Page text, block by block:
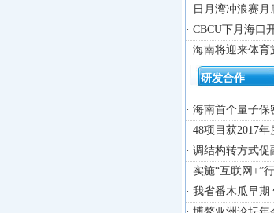
· 日月湾冲浪赛月
· CBCU下月海口
· 海南将迎来体
研发合作
· 海南首个量子
· 48项目获2017
· 调结构转方式
· 实施“互联网+”
· 我省番木瓜早